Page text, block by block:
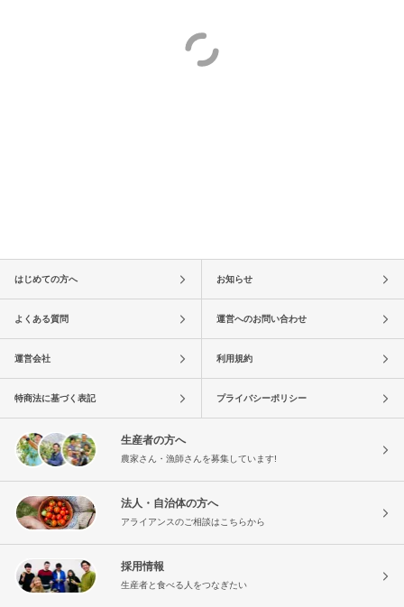
はじめての方へ お知らせ
よくある質問 運営へのお問い合わせ
運営会社 利用規約
特商法に基づく表記 プライバシーポリシー
生産者の方へ
農家さん・漁師さんを募集しています!
法人・自治体の方へ
アライアンスのご相談はこちらから
採用情報
生産者と食べる人をつなぎたい